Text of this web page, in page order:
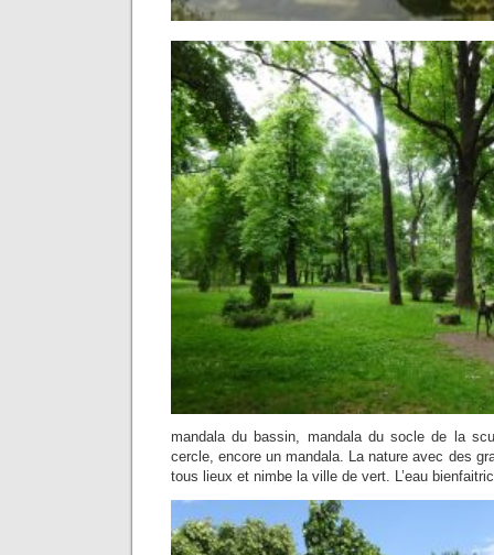
mandala du bassin, mandala du socle de la
cercle, encore un mandala. La nature avec des
tous lieux et nimbe la ville de vert. L’eau